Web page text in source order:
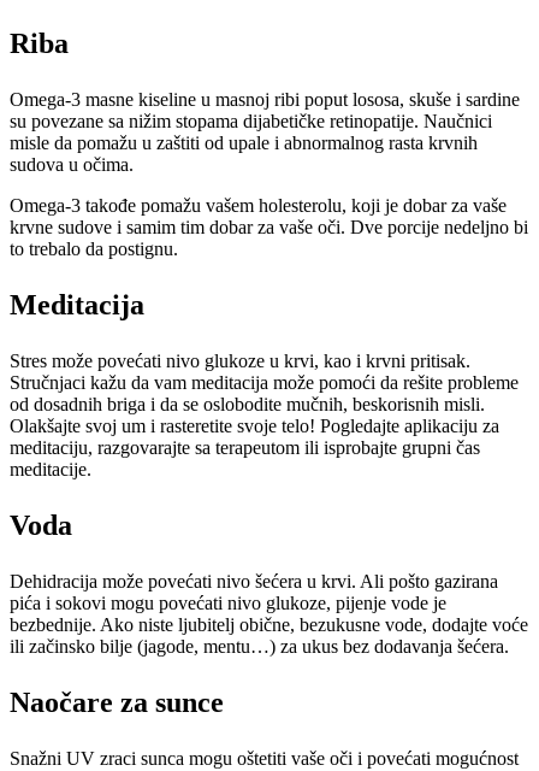
Riba
Omega-3 masne kiseline u masnoj ribi poput lososa, skuše i sardine
su povezane sa nižim stopama dijabetičke retinopatije. Naučnici
misle da pomažu u zaštiti od upale i abnormalnog rasta krvnih
sudova u očima.
Omega-3 takođe pomažu vašem holesterolu, koji je dobar za vaše
krvne sudove i samim tim dobar za vaše oči. Dve porcije nedeljno bi
to trebalo da postignu.
Meditacija
Stres može povećati nivo glukoze u krvi, kao i krvni pritisak.
Stručnjaci kažu da vam meditacija može pomoći da rešite probleme
od dosadnih briga i da se oslobodite mučnih, beskorisnih misli.
Olakšajte svoj um i rasteretite svoje telo! Pogledajte aplikaciju za
meditaciju, razgovarajte sa terapeutom ili isprobajte grupni čas
meditacije.
Voda
Dehidracija može povećati nivo šećera u krvi. Ali pošto gazirana
pića i sokovi mogu povećati nivo glukoze, pijenje vode je
bezbednije. Ako niste ljubitelj obične, bezukusne vode, dodajte voće
ili začinsko bilje (jagode, mentu…) za ukus bez dodavanja šećera.
Naočare za sunce
Snažni UV zraci sunca mogu oštetiti vaše oči i povećati mogućnost